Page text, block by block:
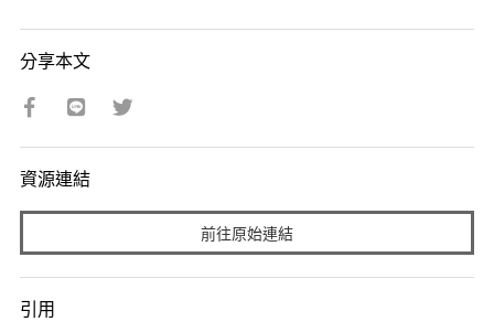
分享本文
資源連結
前往原始連結
引用